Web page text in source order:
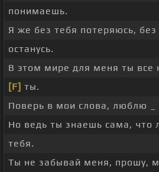
понимаешь.
Я же без тебя потеряюсь, без
останусь.
В этом мире для меня ты все
[F] ты.
Поверь в мои слова, люблю _
Но ведь ты знаешь сама, что
тебя.
Ты не забывай меня, прошу,